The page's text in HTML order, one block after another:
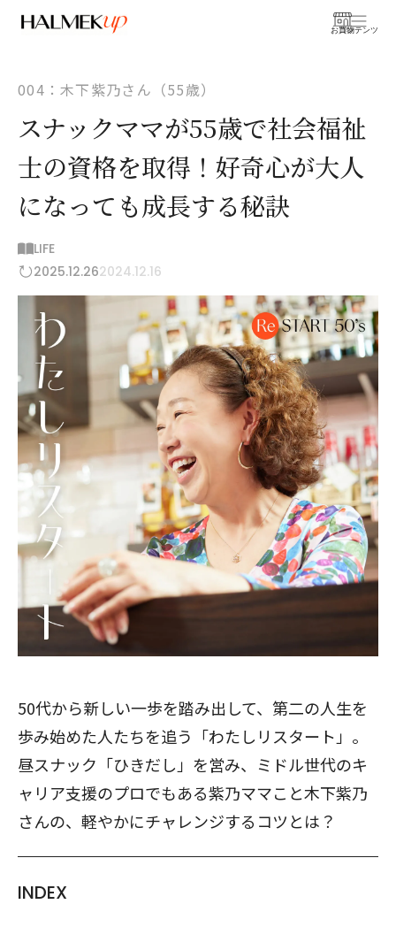
お買物
コンテンツ
004：木下紫乃さん（55歳）
スナックママが55歳で社会福祉
士の資格を取得！好奇心が大人
になっても成長する秘訣
LIFE
2025.12.262024.12.16
50代から新しい一歩を踏み出して、第二の人生を
歩み始めた人たちを追う「わたしリスタート」。
昼スナック「ひきだし」を営み、ミドル世代のキ
ャリア支援のプロでもある紫乃ママこと木下紫乃
さんの、軽やかにチャレンジするコツとは？
INDEX